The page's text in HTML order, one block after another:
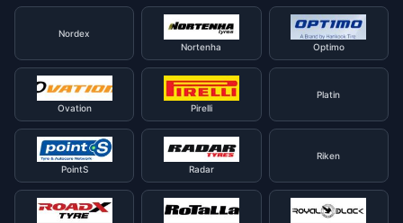
Nordex
Nortenha
Optimo
Ovation Pirelli
Platin
PointS Radar
Riken